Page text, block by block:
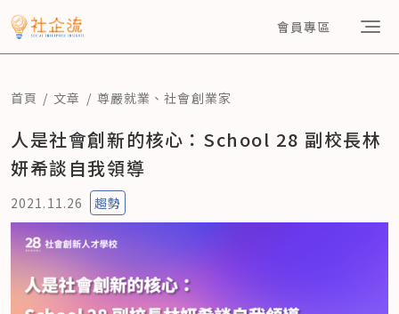
會員專區
首頁 文章 尊嚴就業 、社會創業家
人是社會創新的核心：School 28 副校長林
妍希談自我領導
2021.11.26 趨勢